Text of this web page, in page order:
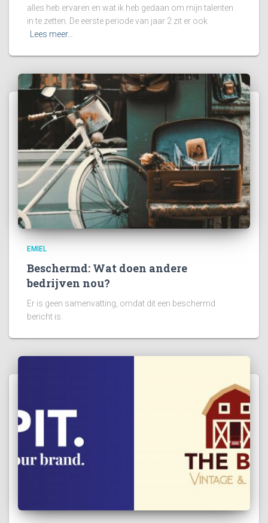
alles heb ervaren en wat ik heb gedaan om mijn talenten
in te zetten. De eerste periode van jaar 2 zit er ook
Lees meer…
EMIEL
Beschermd: Wat doen andere
bedrijven nou?
Er is geen samenvatting, omdat dit een beschermd
bericht is.